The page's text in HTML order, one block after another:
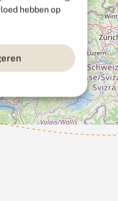
hebben op